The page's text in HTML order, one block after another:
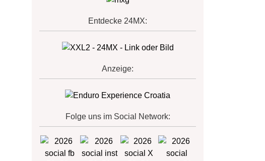
Entdecke 24MX:
Anzeige:
Folge uns im Social Network: